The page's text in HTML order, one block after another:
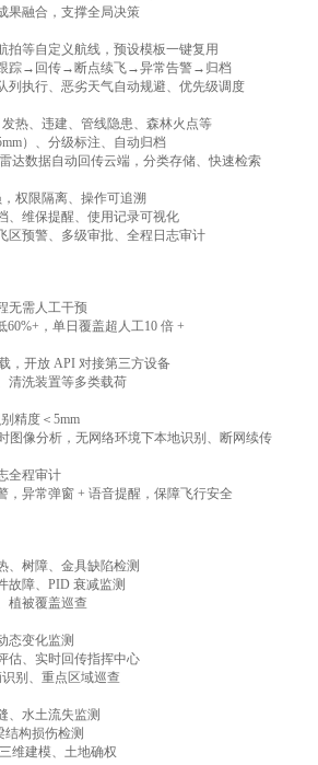
果融合，支撑全局决策
拍等自定义航线，预设模板一键复用
踪→回传→断点续飞→异常告警→归档
列执行、恶劣天气自动规避、优先级调度
热、违建、管线隐患、森林火点等
）、分级标注、自动归档
达数据自动回传云端，分类存储、快速检索
权限隔离、操作可追溯
、维保提醒、使用记录可视化
区预警、多级审批、全程日志审计
需人工干预
，单日覆盖超人工10 倍 +
，开放 API 对接第三方设备
清洗装置等多类载荷
精度＜5mm
图像分析，无网络环境下本地识别、断网续传
全程审计
，异常弹窗 + 语音提醒，保障飞行安全
、树障、金具缺陷检测
故障、PID 衰减监测
植被覆盖巡查
态变化监测
估、实时回传指挥中心
别、重点区域巡查
、水土流失监测
结构损伤检测
维建模、土地确权